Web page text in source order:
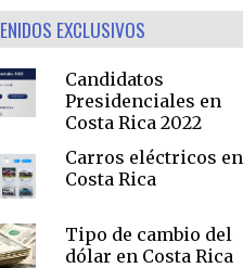
EXCLUSIVOS
Candidatos
Presidenciales en
Costa Rica 2022
Carros eléctricos en
Costa Rica
Tipo de cambio del
dólar en Costa Rica